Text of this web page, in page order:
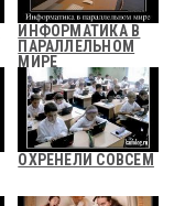
ИНФОРМАТИКА В
ПАРАЛЛЕЛЬНОМ
МИРЕ
ОХРЕНЕЛИ СОВСЕМ